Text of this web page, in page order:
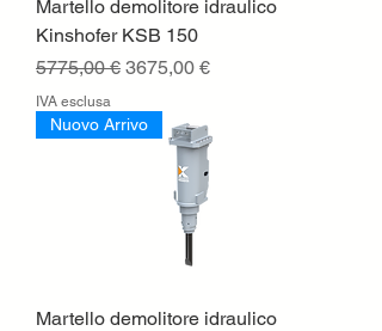
Martello demolitore idraulico
Kinshofer KSB 150
Prezzo regolare
5775,00 € Prezzo scontato
3675,00 €
IVA esclusa
Nuovo Arrivo
Martello demolitore idraulico